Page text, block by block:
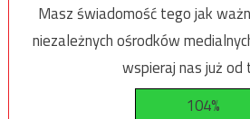
Masz świadomość tego jak
niezależnych ośrodków
wspieraj nas już od
104%